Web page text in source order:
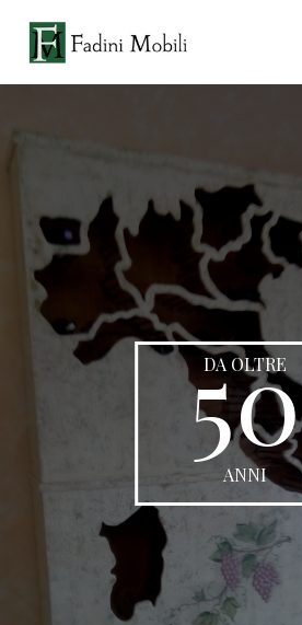
Prodotti
Azienda
Contatti
News
DA OLTRE
50
ANNI